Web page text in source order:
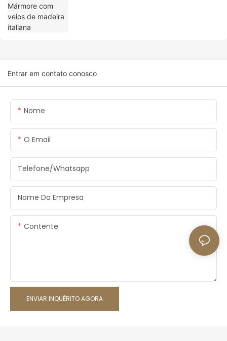
Entrar em contato conosco
Nome
O Email
Telefone/whatsapp
Nome Da Empresa
Contente
ENVIAR INQUÉRITO AGORA